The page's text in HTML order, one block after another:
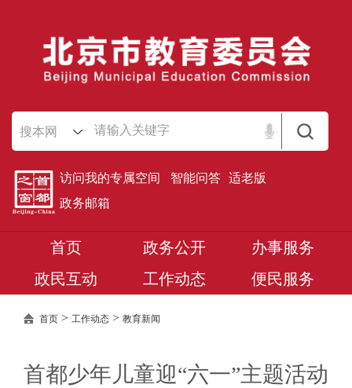
搜本网
访问我的专属空间 智能问答 适老版
政务邮箱
首页 政务公开
办事服务
政民互动
工作动态 便民服务
首页 > 工作动态 > 教育新闻
首都少年儿童迎“六一”主题活动